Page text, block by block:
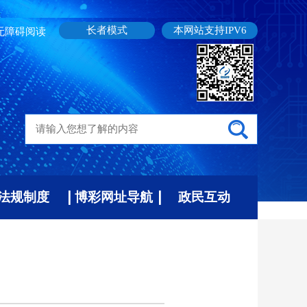
本网站支持IPV6
长者模式
障碍阅读
规制度 博彩网址导航 政民互动